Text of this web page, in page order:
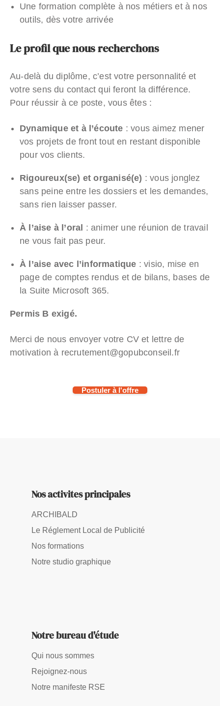
Une formation complète à nos métiers et à nos
outils, dès votre arrivée
Le profil que nous recherchons
Au-delà du diplôme, c’est votre personnalité et
votre sens du contact qui feront la différence.
Pour réussir à ce poste, vous êtes :
Dynamique et à l’écoute : vous aimez mener
vos projets de front tout en restant disponible
pour vos clients.
Rigoureux(se) et organisé(e) : vous jonglez
sans peine entre les dossiers et les demandes,
sans rien laisser passer.
À l’aise à l’oral : animer une réunion de travail
ne vous fait pas peur.
À l’aise avec l’informatique : visio, mise en
page de comptes rendus et de bilans, bases de
la Suite Microsoft 365.
Permis B exigé.
Merci de nous envoyer votre CV et lettre de
motivation à recrutement@gopubconseil.fr
Postuler à l'offre
Nos activites principales
ARCHIBALD
Le Réglement Local de Publicité
Nos formations
Notre studio graphique
Notre bureau d'étude
Qui nous sommes
Rejoignez-nous
Notre manifeste RSE